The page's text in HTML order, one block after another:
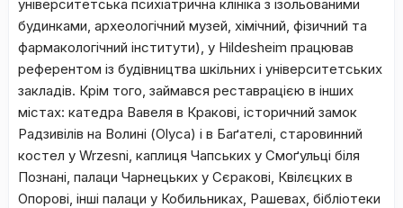
університетська психіатрична клініка з ізольованими
будинками, археологічний музей, хімічний, фізичний та
фармакологічний інститути), у Ніldesheim працював
референтом із будівництва шкільних і університетських
закладів. Крім того, займався реставрацією в інших
містах: катедра Вавеля в Кракові, історичний замок
Радзивiлів на Волині (Оlуса) і в Баґателі, старовинний
костел у Wrzesni, каплиця Чапських у Смоґульці біля
Познані, палаци Чарнецьких у Сєракові, Квілєцких в
Опорові, інші палаци у Кобильниках, Рашевах, бібліотеки